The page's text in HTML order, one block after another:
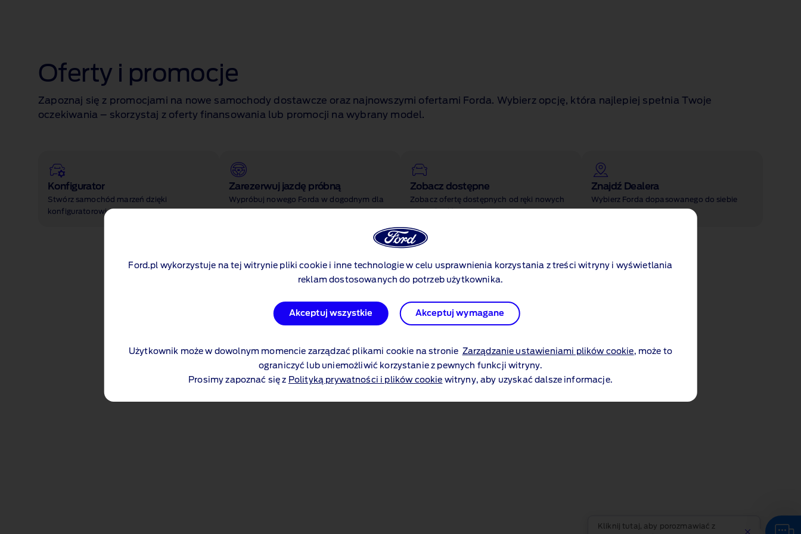
Ford.pl wykorzystuje na tej witrynie pliki cookie i inne technologie w celu usprawnienia korzystania z treści witryny i wyświetlania
reklam dostosowanych do potrzeb użytkownika.
Akceptuj wszystkie Akceptuj wymagane
Użytkownik może w dowolnym momencie zarządzać plikami cookie na stronie Zarządzanie ustawieniami plików cookie, może to
ograniczyć lub uniemożliwić korzystanie z pewnych funkcji witryny.
Prosimy zapoznać się z Polityką prywatności i plików cookie witryny, aby uzyskać dalsze informacje.
Oferty i promocje
Zapoznaj się z promocjami na nowe samochody dostawcze oraz najnowszymi ofertami Forda. Wybierz opcję, która najlepiej spełnia Twoje
oczekiwania – skorzystaj z oferty finansowania lub promocji na wybrany model.
Konfigurator
Stwórz samochód marzeń dzięki
konfiguratorowi
Zarezerwuj jazdę próbną
Wypróbuj nowego Forda w dogodnym dla
Zobacz dostępne
Zobacz ofertę dostępnych od ręki nowych
Znajdź Dealera
Wybierz Forda dopasowanego do siebie
Kliknij tutaj, aby porozmawiać z